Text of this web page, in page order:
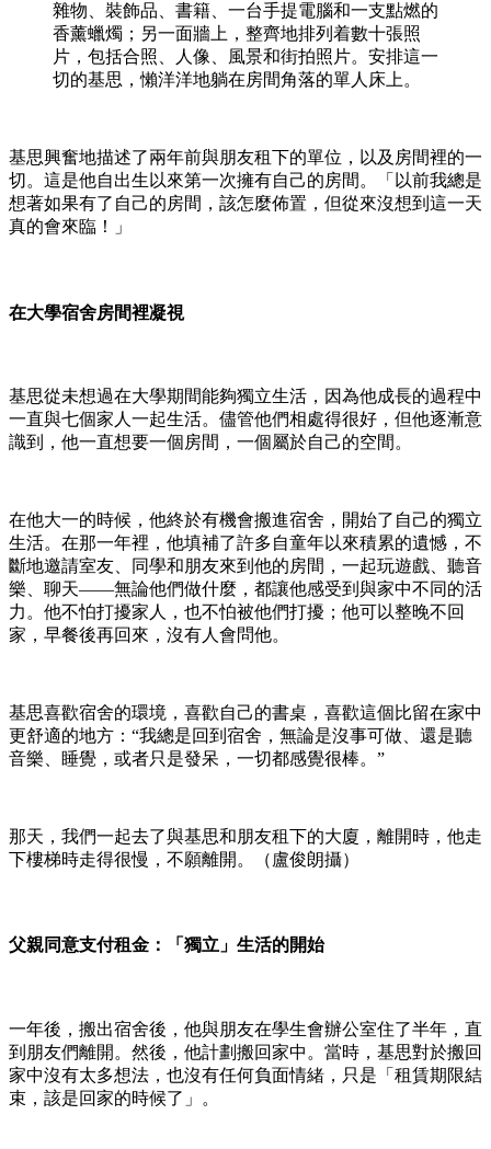
雜物、裝飾品、書籍、一台手提電腦和一支點燃的
香薰蠟燭；另一面牆上，整齊地排列着數十張照
片，包括合照、人像、風景和街拍照片。安排這一
切的基思，懶洋洋地躺在房間角落的單人床上。
基思興奮地描述了兩年前與朋友租下的單位，以及房間裡的一
切。這是他自出生以來第一次擁有自己的房間。「以前我總是
想著如果有了自己的房間，該怎麼佈置，但從來沒想到這一天
真的會來臨！」
在大學宿舍房間裡凝視
基思從未想過在大學期間能夠獨立生活，因為他成長的過程中
一直與七個家人一起生活。儘管他們相處得很好，但他逐漸意
識到，他一直想要一個房間，一個屬於自己的空間。
在他大一的時候，他終於有機會搬進宿舍，開始了自己的獨立
生活。在那一年裡，他填補了許多自童年以來積累的遺憾，不
斷地邀請室友、同學和朋友來到他的房間，一起玩遊戲、聽音
樂、聊天——無論他們做什麼，都讓他感受到與家中不同的活
力。他不怕打擾家人，也不怕被他們打擾；他可以整晚不回
家，早餐後再回來，沒有人會問他。
基思喜歡宿舍的環境，喜歡自己的書桌，喜歡這個比留在家中
更舒適的地方：“我總是回到宿舍，無論是沒事可做、還是聽
音樂、睡覺，或者只是發呆，一切都感覺很棒。”
那天，我們一起去了與基思和朋友租下的大廈，離開時，他走
下樓梯時走得很慢，不願離開。（盧俊朗攝）
父親同意支付租金：「獨立」生活的開始
一年後，搬出宿舍後，他與朋友在學生會辦公室住了半年，直
到朋友們離開。然後，他計劃搬回家中。當時，基思對於搬回
家中沒有太多想法，也沒有任何負面情緒，只是「租賃期限結
束，該是回家的時候了」。